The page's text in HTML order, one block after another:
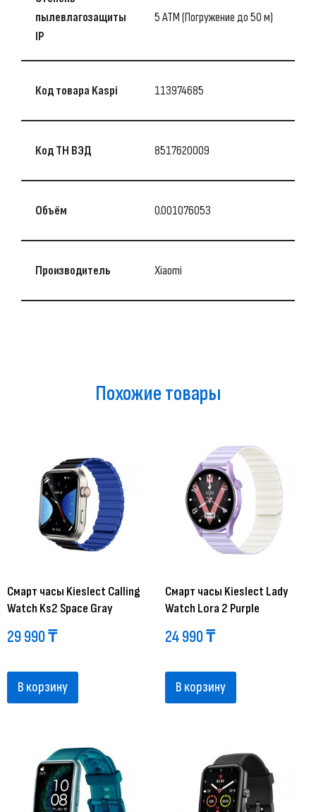
пылевлагозащиты
IP
5 АТМ (Погружение до 50 м)
Код товара Kaspi 113974685
Код ТН ВЭД 8517620009
Объём 0.001076053
Производитель Xiaomi
Похожие товары
Смарт часы Kieslect Calling
Watch Ks2 Space Gray
29 990₸
В корзину
Смарт часы Kieslect Lady
Watch Lora 2 Purple
24 990₸
В корзину